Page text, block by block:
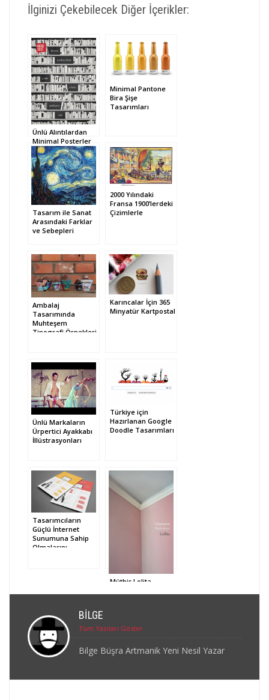
İlginizi Çekebilecek Diğer İçerikler:
Ünlü Alıntılardan
Minimal Posterler
Minimal Pantone
Bira Şişe
Tasarımları
Tasarım ile Sanat
Arasındaki Farklar
ve Sebepleri
2000 Yılındaki
Fransa 1900’lerdeki
Çizimlerle
Ambalaj
Tasarımında
Muhteşem
Tipografi Örnekleri
Karıncalar İçin 365
Minyatür Kartpostal
Ünlü Markaların
Ürpertici Ayakkabı
İllüstrasyonları
Türkiye için
Hazırlanan Google
Doodle Tasarımları
Tasarımcıların
Güçlü İnternet
Sunumuna Sahip
Olmalarını
Müthiş Lolita
BILGE
Tüm Yazıları Göster
Bilge Büşra Artmanik Yeni Nesil Yazar